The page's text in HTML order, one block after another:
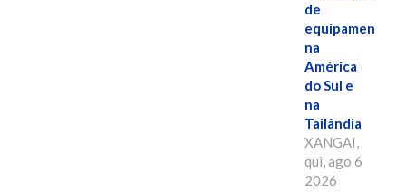
de
equipamentos
na
América
do Sul e
na
Tailândia
XANGAI,
qui, ago 6
2026